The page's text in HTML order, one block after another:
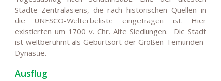
Städte Zentralasiens, die nach historischen Quellen in
die UNESCO-Welterbeliste eingetragen ist. Hier
existierten um 1700 v. Chr. Alte Siedlungen. Die Stadt
ist weltberühmt als Geburtsort der Großen Temuriden-
Dynastie.
Ausflug